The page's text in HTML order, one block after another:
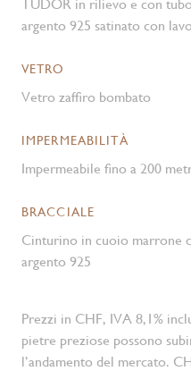
TUDOR in rilievo e con
argento 925 satinato con
VETRO
Vetro zaffiro bombato
IMPERMEABILITÀ
Impermeabile fino a 200
BRACCIALE
Cinturino in cuoio marrone
argento 925
Prezzi in CHF, IVA 8,1%
pietre preziose possono
l’andamento del mercato.